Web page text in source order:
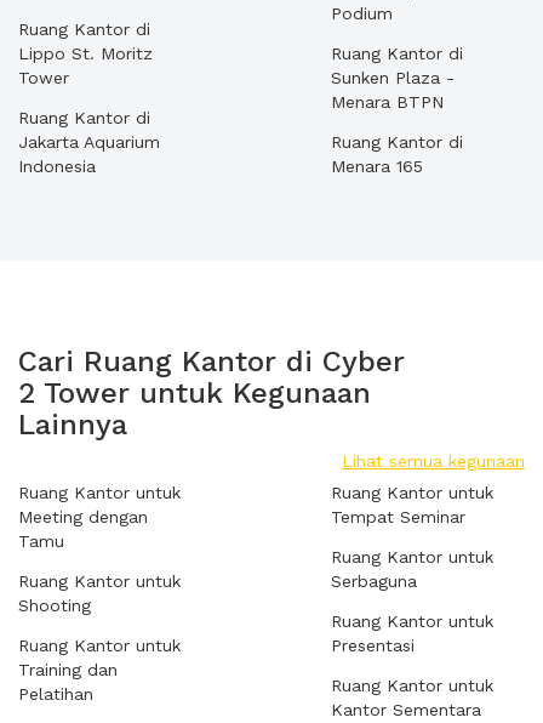
Ruang Kantor di
Lippo St. Moritz
Tower
Ruang Kantor di
Jakarta Aquarium
Indonesia
Podium
Ruang Kantor di
Sunken Plaza -
Menara BTPN
Ruang Kantor di
Menara 165
Cari Ruang Kantor di Cyber
2 Tower untuk Kegunaan
Lainnya
Lihat semua kegunaan
Ruang Kantor untuk
Meeting dengan
Tamu
Ruang Kantor untuk
Shooting
Ruang Kantor untuk
Training dan
Pelatihan
Ruang Kantor untuk
Tempat Seminar
Ruang Kantor untuk
Serbaguna
Ruang Kantor untuk
Presentasi
Ruang Kantor untuk
Kantor Sementara